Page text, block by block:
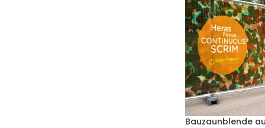
Bauzaunblende